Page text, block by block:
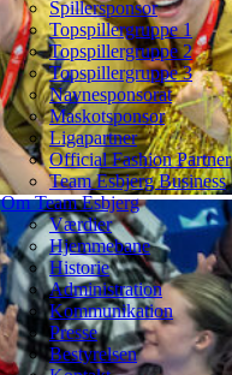
Spillersponsor
Topspillergruppe 1
Topspillergruppe 2
Topspillergruppe 3
Navnesponsorat
Maskotsponsor
Ligapartner
Official Fashion Partner
Team Esbjerg Business
Om Team Esbjerg
Værdier
Hjemmebane
Historie
Administration
Kommunikation
Presse
Bestyrelsen